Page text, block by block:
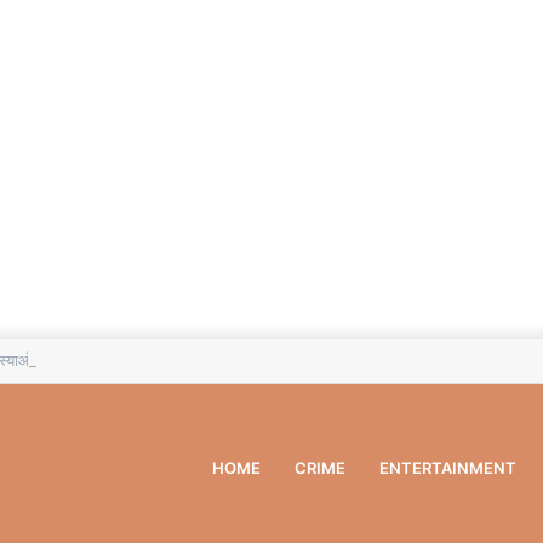
के त्वरित समाधान का बेहतर मंच: डीडीसी
HOME CRIME ENTERTAINMENT